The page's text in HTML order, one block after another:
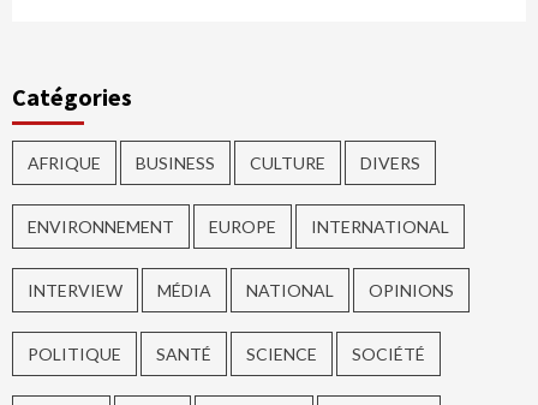
Catégories
AFRIQUE BUSINESS CULTURE DIVERS
ENVIRONNEMENT EUROPE INTERNATIONAL
INTERVIEW MÉDIA NATIONAL OPINIONS
POLITIQUE SANTÉ SCIENCE SOCIÉTÉ